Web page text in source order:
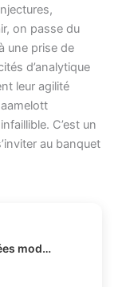
on passe du
une prise de
d’analytique
leur agilité
C’est un
au banquet
Quelles bases de données modernes choisir pour votre stack ?